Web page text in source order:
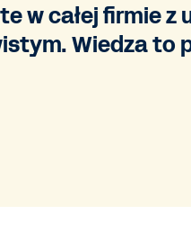
w całej firmie z
Wiedza to